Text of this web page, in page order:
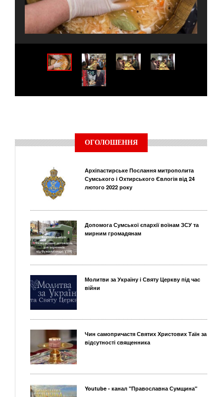
ОГОЛОШЕННЯ
Архіпастирське Послання митрополита
Сумського і Охтирського Євлогія від 24
лютого 2022 року
Допомога Сумської єпархії воїнам ЗСУ та
мирним громадянам
Молитви за Україну і Святу Церкву під час
війни
Чин самопричастя Святих Христових Таїн за
відсутності священника
Youtube - канал "Православна Сумщина"